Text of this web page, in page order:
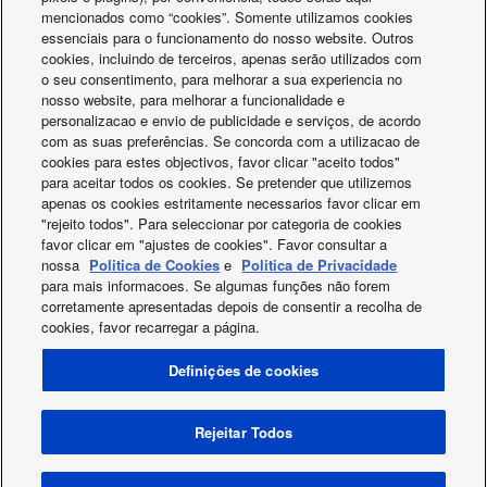
Etiqueta do produto: A++ (55°C), escala A+++ a D
Etiqueta do sistema: A+++ (35°C), escala A+++ a D
Eficiência do depósito de água: A+, escala A+ a F
Opção Aquarea Smart/Service Cloud
Aquarea T‑CAP Monobloco geração J Monofásica - Trifásica -
MXC · R32
Selecionar modelos para
comparar
Comparar
Facebook Instagram Youtube
LinkedIn
Contato e Assistência
Política de privacidade
Política de cookies
Regulamento dos Dados
Notícias
Copyright © 2026 Panasonic Marketing Europe GmbH Todos os
mencionados como “cookies”. Somente utilizamos cookies
essenciais para o funcionamento do nosso website. Outros
cookies, incluindo de terceiros, apenas serão utilizados com
o seu consentimento, para melhorar a sua experiencia no
nosso website, para melhorar a funcionalidade e
personalizacao e envio de publicidade e serviços, de acordo
com as suas preferências. Se concorda com a utilizacao de
cookies para estes objectivos, favor clicar "aceito todos"
para aceitar todos os cookies. Se pretender que utilizemos
apenas os cookies estritamente necessarios favor clicar em
"rejeito todos". Para seleccionar por categoria de cookies
favor clicar em "ajustes de cookies". Favor consultar a
nossa Politica de Cookies e Politica de Privacidade
para mais informacoes. Se algumas funções não forem
corretamente apresentadas depois de consentir a recolha de
cookies, favor recarregar a página.
Definições de cookies
Rejeitar Todos